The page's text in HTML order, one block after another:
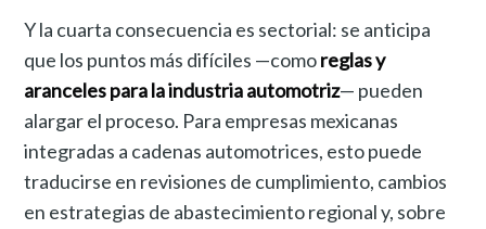
Y la cuarta consecuencia es sectorial: se anticipa
que los puntos más difíciles —comoreglas y
aranceles para la industria automotriz— pueden
alargar el proceso. Para empresas mexicanas
integradas a cadenas automotrices, esto puede
traducirse en revisiones de cumplimiento, cambios
en estrategias de abastecimiento regional y, sobre